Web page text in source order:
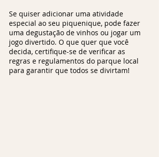
Se quiser adicionar uma atividade
especial ao seu piquenique, pode fazer
uma degustação de vinhos ou jogar um
jogo divertido. O que quer que você
decida, certifique-se de verificar as
regras e regulamentos do parque local
para garantir que todos se divirtam!